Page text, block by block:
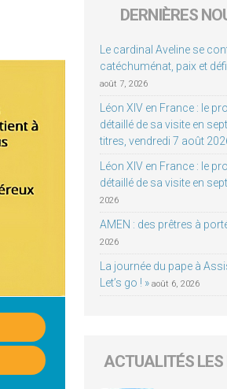
DERNIÈRES
Le cardinal Aveline se
catéchuménat, paix et
août 7, 2026
Léon XIV en France : le
détaillé de sa visite en
titres, vendredi 7 août
Léon XIV en France : le
détaillé de sa visite en
2026
AMEN : des prêtres à
2026
La journée du pape à
Let’s go ! » août 6, 2026
ACTUALITÉS LES